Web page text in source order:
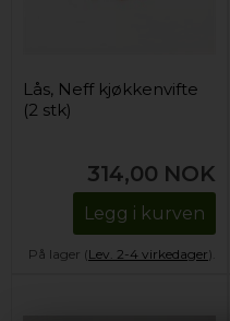
Lås, Neff kjøkkenvifte
(2 stk)
314,00 NOK
Legg i kurven
På lager (Lev. 2-4 virkedager).